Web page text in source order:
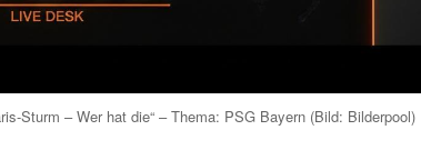
Sturm – Wer hat die“ – Thema: PSG Bayern (Bild: Bilderpool)